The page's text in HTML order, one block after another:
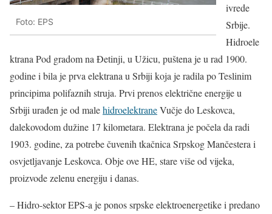
Foto: EPS
ivrede
Srbije.
Hidroele
ktrana Pod gradom na Đetinji, u Užicu, puštena je u rad 1900.
godine i bila je prva elektrana u Srbiji koja je radila po Teslinim
principima polifaznih struja. Prvi prenos električne energije u
Srbiji urađen je od malehidroelektraneVučje do Leskovca,
dalekovodom dužine 17 kilometara. Elektrana je počela da radi
1903. godine, za potrebe čuvenih tkačnica Srpskog Mančestera i
osvjetljavanje Leskovca. Obje ove HE, stare više od vijeka,
proizvode zelenu energiju i danas.
– Hidro-sektor EPS-a je ponos srpske elektroenergetike i predano